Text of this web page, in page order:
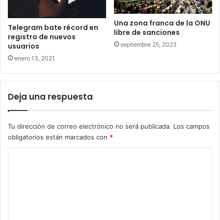
Telegram bate récord en
registro de nuevos
usuarios
enero 13, 2021
Una zona franca de la ONU
libre de sanciones
septiembre 25, 2023
Deja una respuesta
Tu dirección de correo electrónico no será publicada. Los campos
obligatorios están marcados con *